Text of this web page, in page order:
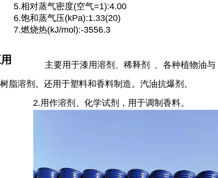
5.相对蒸气密度(空气=1):4.00
6.饱和蒸气压(kPa):1.33(20)
7.燃烧热(kJ/mol):-3556.3
主要用于漆用溶剂、 稀释剂
、各种植物油与
树脂溶剂。还用于塑料和香料制造。汽油抗爆剂。
2.用作溶剂、化学试剂，用于调制香料。